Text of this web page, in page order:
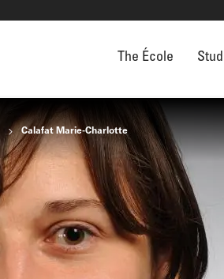
The École
Calafat Marie-Charlotte